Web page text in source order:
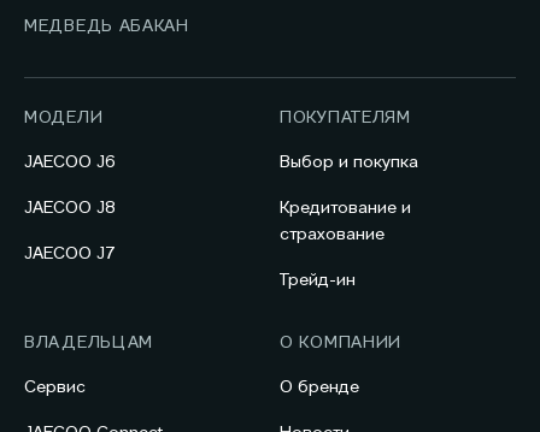
МЕДВЕДЬ АБАКАН
МОДЕЛИ
JAECOO J6
JAECOO J8
JAECOO J7
ПОКУПАТЕЛЯМ
Выбор и покупка
Кредитование и
страхование
Трейд-ин
ВЛАДЕЛЬЦАМ
Сервис
О КОМПАНИИ
О бренде